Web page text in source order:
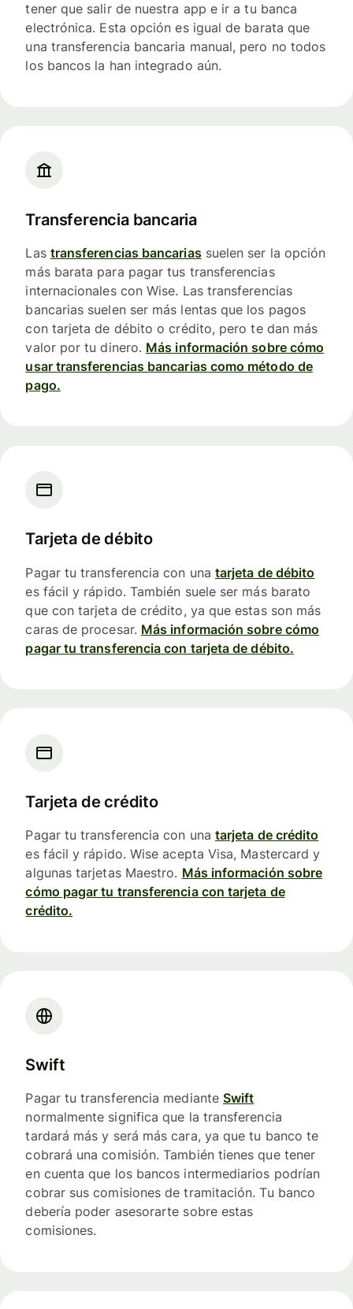
tener que salir de nuestra app e ir a tu banca
electrónica. Esta opción es igual de barata que
una transferencia bancaria manual, pero no todos
los bancos la han integrado aún.
Transferencia bancaria
Las transferencias bancariassuelen ser la opción
más barata para pagar tus transferencias
internacionales con Wise. Las transferencias
bancarias suelen ser más lentas que los pagos
con tarjeta de débito o crédito, pero te dan más
valor por tu dinero. Más información sobre cómo
usar transferencias bancarias como método de
pago.
Tarjeta de débito
Pagar tu transferencia con una tarjeta de débito
es fácil y rápido. También suele ser más barato
que con tarjeta de crédito, ya que estas son más
caras de procesar. Más información sobre cómo
pagar tu transferencia con tarjeta de débito.
Tarjeta de crédito
Pagar tu transferencia con una tarjeta de crédito
es fácil y rápido. Wise acepta Visa, Mastercard y
algunas tarjetas Maestro. Más información sobre
cómo pagar tu transferencia con tarjeta de
crédito.
Swift
Pagar tu transferencia mediante Swift
normalmente significa que la transferencia
tardará más y será más cara, ya que tu banco te
cobrará una comisión. También tienes que tener
en cuenta que los bancos intermediarios podrían
cobrar sus comisiones de tramitación. Tu banco
debería poder asesorarte sobre estas
comisiones.